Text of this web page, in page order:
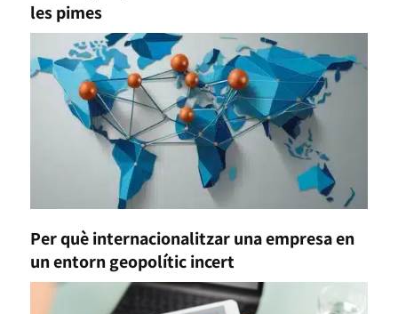
les pimes
Per què internacionalitzar una empresa en
un entorn geopolític incert